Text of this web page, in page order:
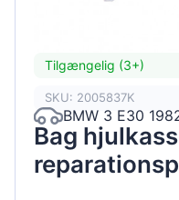
Tilgængelig (3+)
SKU: 2005837K
BMW 3 E30
Bag